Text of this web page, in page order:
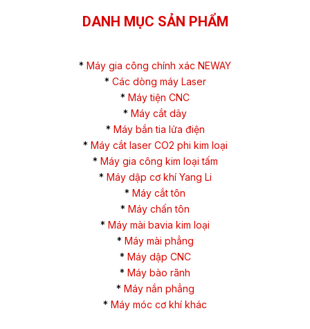
DANH MỤC SẢN PHẨM
* Máy gia công chính xác NEWAY
* Các dòng máy Laser
* Máy tiện CNC
* Máy cắt dây
* Máy bắn tia lửa điện
* Máy cắt laser CO2 phi kim loại
* Máy gia công kim loại tấm
* Máy dập cơ khí Yang Li
* Máy cắt tôn
* Máy chấn tôn
* Máy mài bavia kim loại
* Máy mài phẳng
* Máy dập CNC
* Máy bào rãnh
* Máy nắn phẳng
* Máy móc cơ khí khác